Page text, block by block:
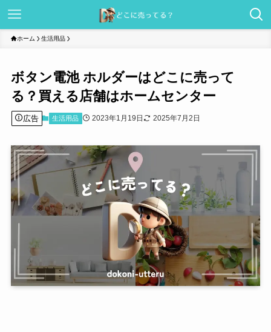
ホーム 生活用品
ボタン電池 ホルダーはどこに売って
る？買える店舗はホームセンター
広告 生活用品 2023年1月19日 2025年7月2日